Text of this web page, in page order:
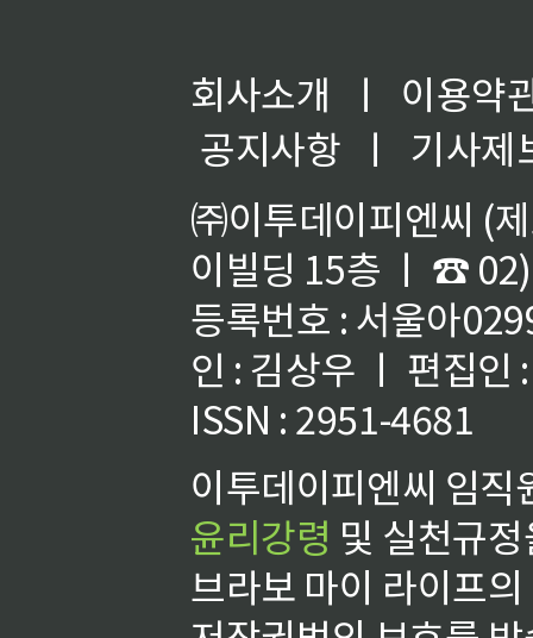
회사소개 ㅣ
이용약
공지사항
ㅣ
기사제
㈜이투데이피엔씨 (
이빌딩 15층 ㅣ ☎
등록번호 : 서울아
인 : 김상우 ㅣ 편집인
ISSN : 2951-4681
이투데이피엔씨 임
윤리강령 및 실천규
브라보 마이 라이프